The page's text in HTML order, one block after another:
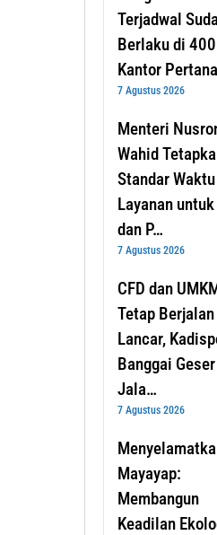
Terjadwal
Berlaku di 400
Kantor
7 Agustus 2026
Menteri
Wahid
Standar Waktu
Layanan
dan P…
7 Agustus 2026
CFD dan
Tetap Berjalan
Lancar,
Banggai
Jala…
7 Agustus 2026
Mayayap:
Membangun
Keadilan